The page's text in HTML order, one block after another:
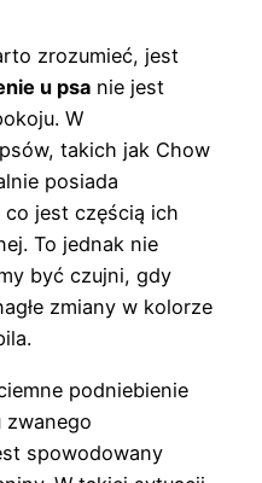
zrozumieć, jest
u psa nie jest
W
takich jak Chow
posiada
jest częścią ich
To jednak nie
być czujni, gdy
zmiany w kolorze
podniebienie
zwanego
spowodowany